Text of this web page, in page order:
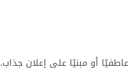
أو مبنيًا على إعلان جذاب.